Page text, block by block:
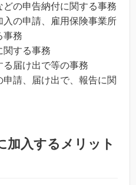
の申告納付に関する事務
の申請、雇用保険事業所
事務
関する事務
る届け出で等の事務
請、届け出で、報告に関
加入するメリット